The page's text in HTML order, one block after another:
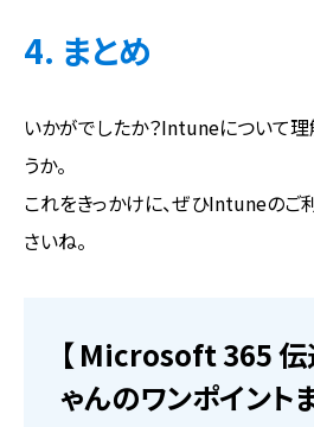
4. まとめ
いかがでしたか？Intuneについて
うか。
これをきっかけに、ぜひIntuneのご
さいね。
【 Microsoft 365
ゃんのワンポイント